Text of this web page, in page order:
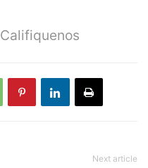
Califiquenos
Next article